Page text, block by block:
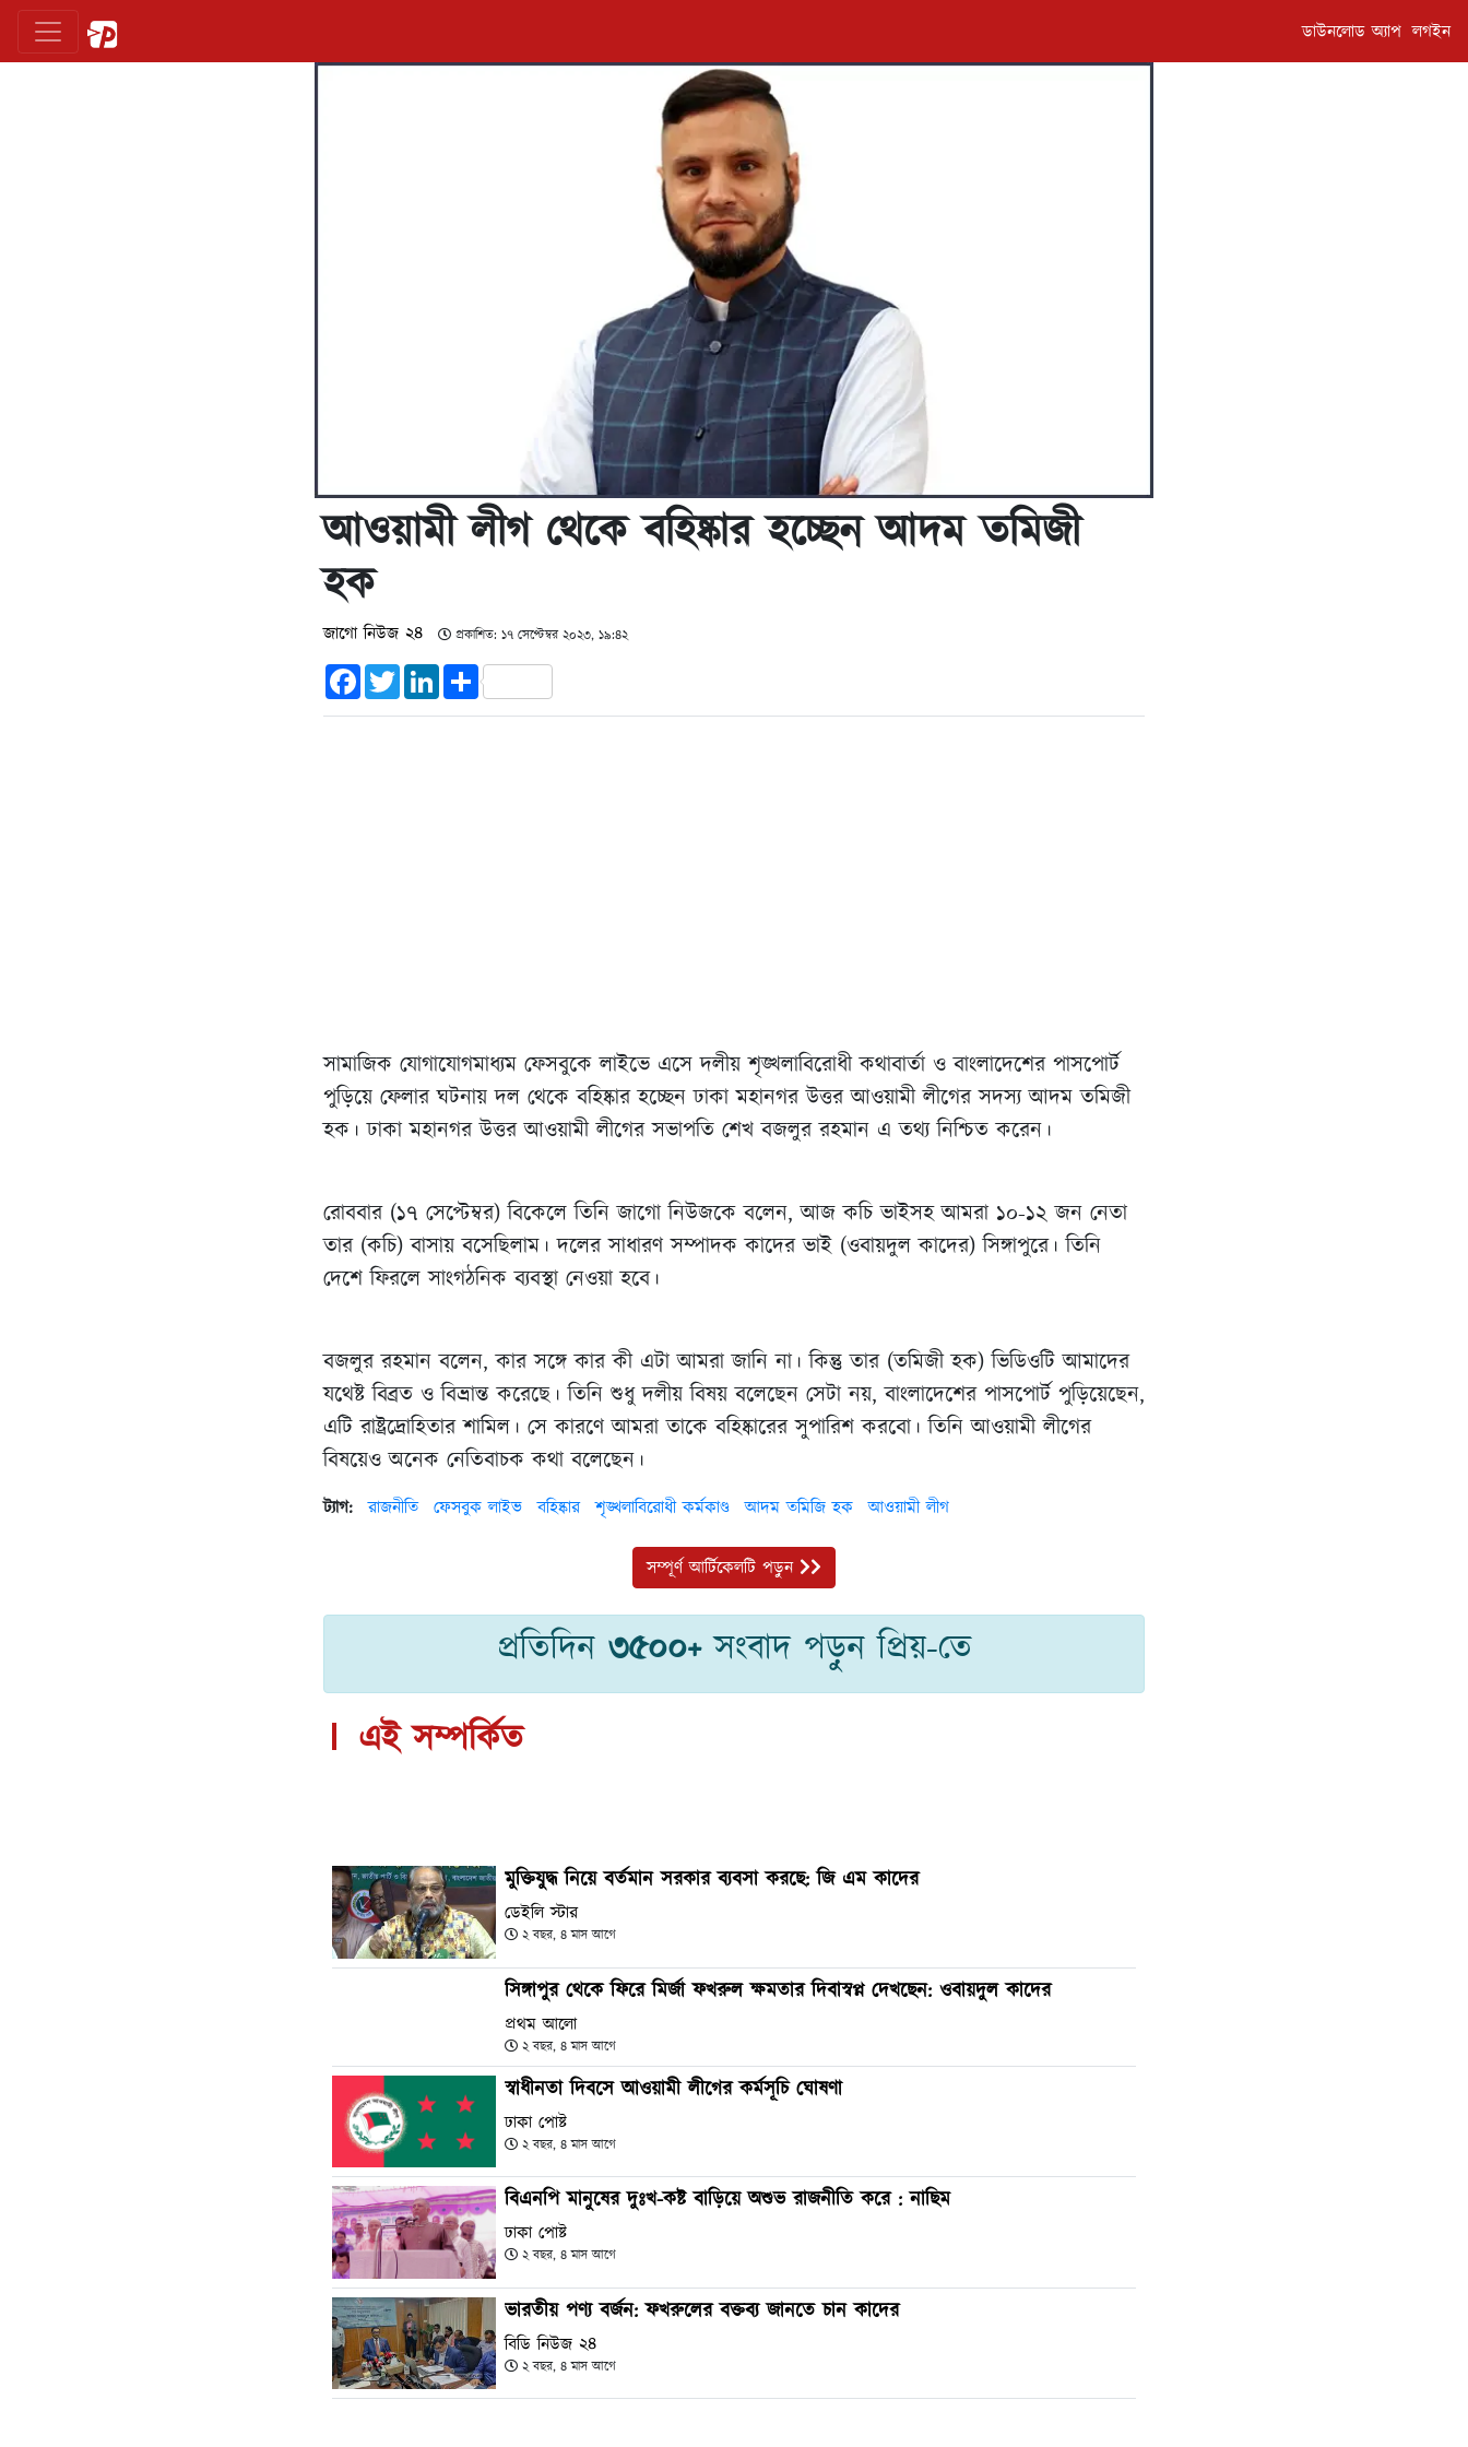
ডাউনলোড অ্যাপ লগইন
আওয়ামী লীগ থেকে বহিষ্কার হচ্ছেন আদম তমিজী
হক
জাগো নিউজ ২৪ প্রকাশিত: ১৭ সেপ্টেম্বর ২০২৩, ১৯:৪২
FacebookTwitterLinkedInShare
সামাজিক যোগাযোগমাধ্যম ফেসবুকে লাইভে এসে দলীয় শৃঙ্খলাবিরোধী কথাবার্তা ও বাংলাদেশের পাসপোর্ট
পুড়িয়ে ফেলার ঘটনায় দল থেকে বহিষ্কার হচ্ছেন ঢাকা মহানগর উত্তর আওয়ামী লীগের সদস্য আদম তমিজী
হক। ঢাকা মহানগর উত্তর আওয়ামী লীগের সভাপতি শেখ বজলুর রহমান এ তথ্য নিশ্চিত করেন।
রোববার (১৭ সেপ্টেম্বর) বিকেলে তিনি জাগো নিউজকে বলেন, আজ কচি ভাইসহ আমরা ১০-১২ জন নেতা
তার (কচি) বাসায় বসেছিলাম। দলের সাধারণ সম্পাদক কাদের ভাই (ওবায়দুল কাদের) সিঙ্গাপুরে। তিনি
দেশে ফিরলে সাংগঠনিক ব্যবস্থা নেওয়া হবে।
বজলুর রহমান বলেন, কার সঙ্গে কার কী এটা আমরা জানি না। কিন্তু তার (তমিজী হক) ভিডিওটি আমাদের
যথেষ্ট বিব্রত ও বিভ্রান্ত করেছে। তিনি শুধু দলীয় বিষয় বলেছেন সেটা নয়, বাংলাদেশের পাসপোর্ট পুড়িয়েছেন,
এটি রাষ্ট্রদ্রোহিতার শামিল। সে কারণে আমরা তাকে বহিষ্কারের সুপারিশ করবো। তিনি আওয়ামী লীগের
বিষয়েও অনেক নেতিবাচক কথা বলেছেন।
ট্যাগ: রাজনীতি ফেসবুক লাইভ বহিষ্কার শৃঙ্খলাবিরোধী কর্মকাণ্ড আদম তমিজি হক আওয়ামী লীগ
সম্পূর্ণ আর্টিকেলটি পড়ুন
প্রতিদিন ৩৫০০+সংবাদ পড়ুন প্রিয়-তে
এই সম্পর্কিত
মুক্তিযুদ্ধ নিয়ে বর্তমান সরকার ব্যবসা করছে: জি এম কাদের
ডেইলি স্টার
২ বছর, ৪ মাস আগে
সিঙ্গাপুর থেকে ফিরে মির্জা ফখরুল ক্ষমতার দিবাস্বপ্ন দেখছেন: ওবায়দুল কাদের
প্রথম আলো
২ বছর, ৪ মাস আগে
স্বাধীনতা দিবসে আওয়ামী লীগের কর্মসূচি ঘোষণা
ঢাকা পোষ্ট
২ বছর, ৪ মাস আগে
বিএনপি মানুষের দুঃখ-কষ্ট বাড়িয়ে অশুভ রাজনীতি করে : নাছিম
ঢাকা পোষ্ট
২ বছর, ৪ মাস আগে
ভারতীয় পণ্য বর্জন: ফখরুলের বক্তব্য জানতে চান কাদের
বিডি নিউজ ২৪
২ বছর, ৪ মাস আগে